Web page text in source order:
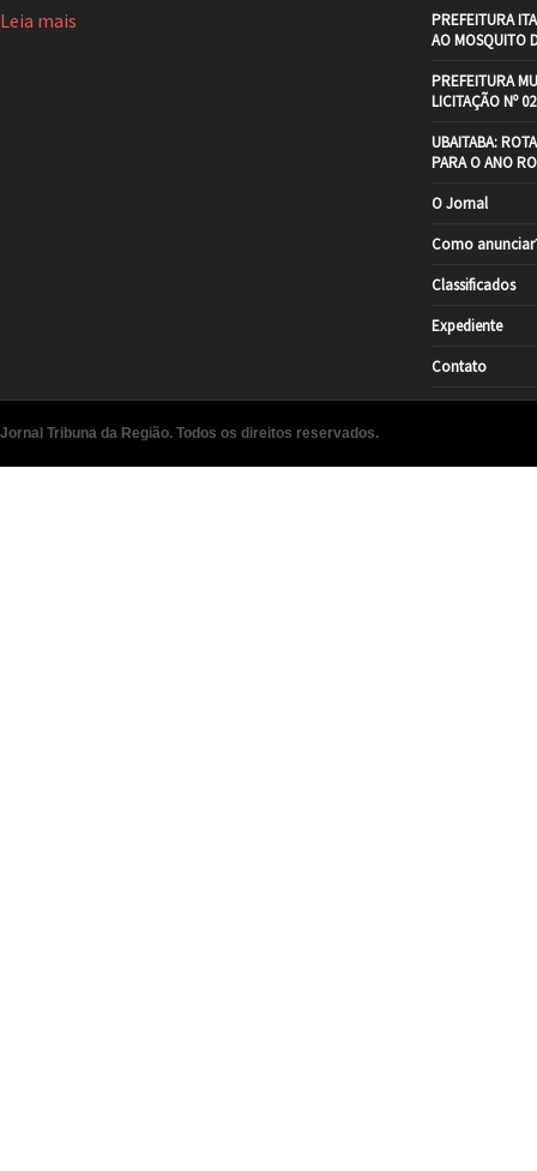
Leia mais
PREFEITURA
AO MOSQUITO
PREFEITURA
LICITAÇÃO Nº
UBAITABA:
PARA O ANO
O Jornal
Como
Classificados
Expediente
Contato
Jornal Tribuna da Região. Todos os direitos reservados.